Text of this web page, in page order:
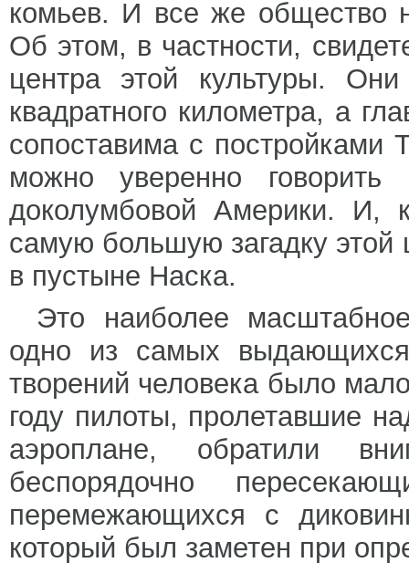
комьев. И все же общество
Об этом, в частности,
центра этой культуры.
квадратного километра, а
сопоставима с постройками
можно уверенно
доколумбовой Америки. И,
самую большую загадку
в пустыне Наска.
Это наиболее
одно из самых
творений человека было
году пилоты, пролетавшие
аэроплане, обратили
беспорядочно
перемежающихся с
который был заметен при